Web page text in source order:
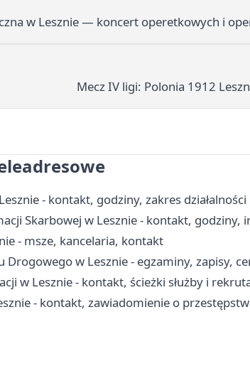
w Lesznie — koncert operetkowych i
Mecz IV ligi: Polonia 1912
- kontakt, godziny, zakres działalności
Skarbowej w Lesznie - kontakt, godziny,
- msze, kancelaria, kontakt
Drogowego w Lesznie - egzaminy, zapisy,
w Lesznie - kontakt, ścieżki służby i
- kontakt, zawiadomienie o